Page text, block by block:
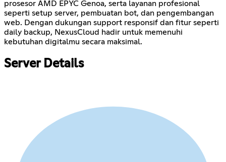
prosesor AMD EPYC Genoa, serta layanan profesional
seperti setup server, pembuatan bot, dan pengembangan
web. Dengan dukungan support responsif dan fitur seperti
daily backup, NexusCloud hadir untuk memenuhi
kebutuhan digitalmu secara maksimal.
Server Details